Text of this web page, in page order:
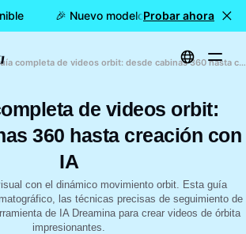
🎉 Nuevo modelo DISPONIBLE:
Probar ahora
La guía completa de videos orbit: desde cabinas 360 hasta creación con IA
de videos orbit:
360 hasta creación con
IA
con el dinámico movimiento orbit. Esta guía
las técnicas precisas de seguimiento de
de IA Dreamina para crear videos de órbita
impresionantes.